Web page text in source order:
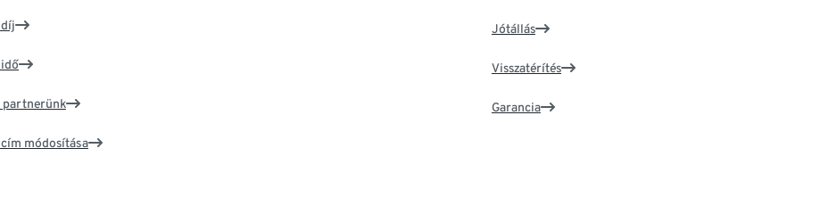
partnerünk
módosítása
Jótállás
Visszatérítés
Garancia